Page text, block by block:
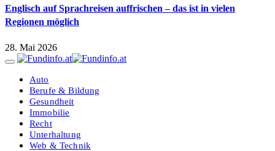
Englisch auf Sprachreisen auffrischen – das ist in vielen
Regionen möglich
28. Mai 2026
Auto
Berufe & Bildung
Gesundheit
Immobilie
Recht
Unterhaltung
Web & Technik